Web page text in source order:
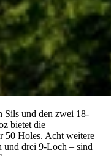
und den zwei 18-
bietet die
50 Holes. Acht weitere
drei 9-Loch – sind